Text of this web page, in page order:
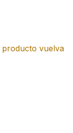
producto vuelva